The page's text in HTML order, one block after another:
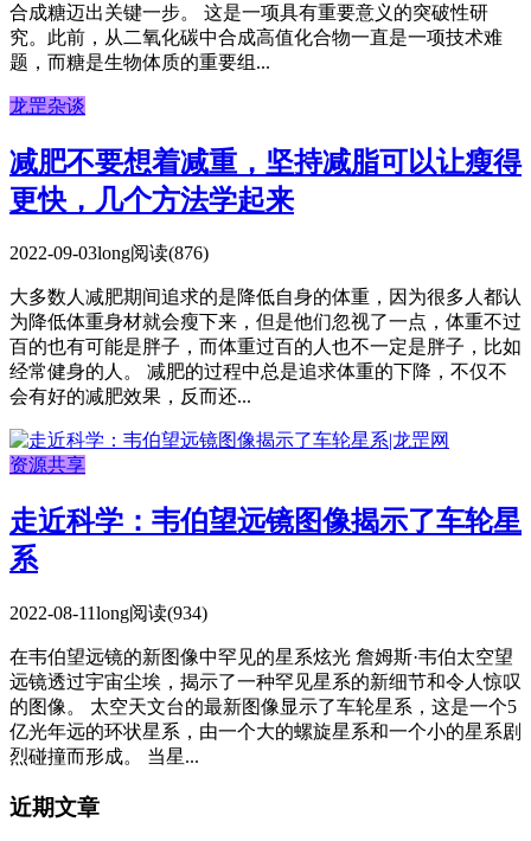
合成糖迈出关键一步。 这是一项具有重要意义的突破性研
究。此前，从二氧化碳中合成高值化合物一直是一项技术难
题，而糖是生物体质的重要组...
龙罡杂谈
减肥不要想着减重，坚持减脂可以让瘦得
更快，几个方法学起来
2022-09-03long阅读(876)
大多数人减肥期间追求的是降低自身的体重，因为很多人都认
为降低体重身材就会瘦下来，但是他们忽视了一点，体重不过
百的也有可能是胖子，而体重过百的人也不一定是胖子，比如
经常健身的人。 减肥的过程中总是追求体重的下降，不仅不
会有好的减肥效果，反而还...
资源共享
走近科学：韦伯望远镜图像揭示了车轮星
系
2022-08-11long阅读(934)
在韦伯望远镜的新图像中罕见的星系炫光 詹姆斯·韦伯太空望
远镜透过宇宙尘埃，揭示了一种罕见星系的新细节和令人惊叹
的图像。 太空天文台的最新图像显示了车轮星系，这是一个5
亿光年远的环状星系，由一个大的螺旋星系和一个小的星系剧
烈碰撞而形成。 当星...
近期文章